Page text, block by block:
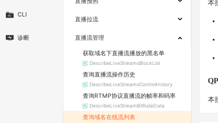
CLI
诊断
直播拉流
直播流管理
获取域名下直播流播放的黑名单
DescribeLiveStreamsBlockList
查询直播流操作历史
DescribeLiveStreamsControlHistory
查询RTMP协议直播流的帧率和码率
DescribeLiveStreamBitRateData
查询域名在线流列表
本
本